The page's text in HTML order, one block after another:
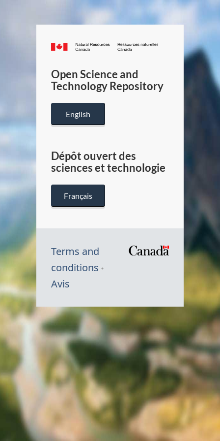
Canada.ca
/
Canada
Open Science and
Technology Repository
English
Dépôt ouvert des
sciences et technologie
Français
Terms and
conditions
Avis
Canada